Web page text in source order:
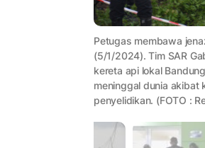
Petugas membawa
(5/1/2024). Tim SAR
kereta api lokal
meninggal dunia akibat
penyelidikan. (FOTO :